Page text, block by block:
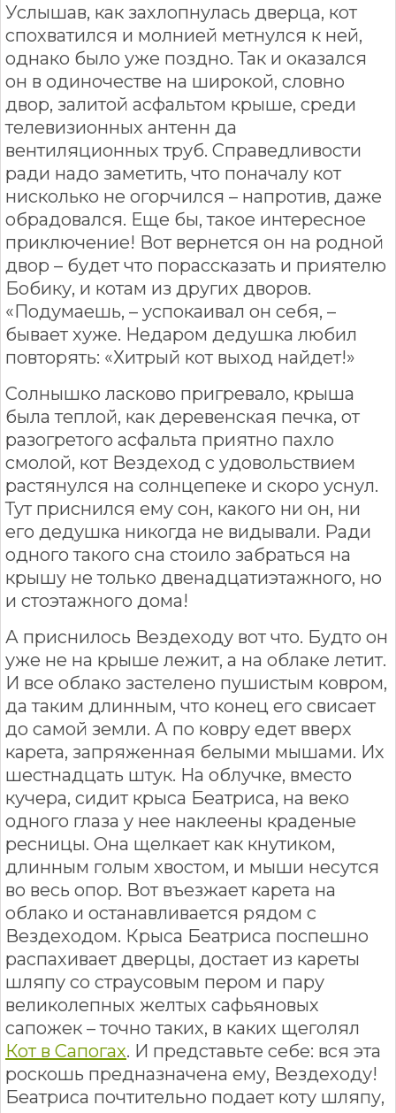
Услышав, как захлопнулась дверца, кот
спохватился и молнией метнулся к ней,
однако было уже поздно. Так и оказался
он в одиночестве на широкой, словно
двор, залитой асфальтом крыше, среди
телевизионных антенн да
вентиляционных труб. Справедливости
ради надо заметить, что поначалу кот
нисколько не огорчился – напротив, даже
обрадовался. Еще бы, такое интересное
приключение! Вот вернется он на родной
двор – будет что порассказать и приятелю
Бобику, и котам из других дворов.
«Подумаешь, – успокаивал он себя, –
бывает хуже. Недаром дедушка любил
повторять: «Хитрый кот выход найдет!»
Солнышко ласково пригревало, крыша
была теплой, как деревенская печка, от
разогретого асфальта приятно пахло
смолой, кот Вездеход с удовольствием
растянулся на солнцепеке и скоро уснул.
Тут приснился ему сон, какого ни он, ни
его дедушка никогда не видывали. Ради
одного такого сна стоило забраться на
крышу не только двенадцатиэтажного, но
и стоэтажного дома!
А приснилось Вездеходу вот что. Будто он
уже не на крыше лежит, а на облаке летит.
И все облако застелено пушистым ковром,
да таким длинным, что конец его свисает
до самой земли. А по ковру едет вверх
карета, запряженная белыми мышами. Их
шестнадцать штук. На облучке, вместо
кучера, сидит крыса Беатриса, на веко
одного глаза у нее наклеены краденые
ресницы. Она щелкает как кнутиком,
длинным голым хвостом, и мыши несутся
во весь опор. Вот въезжает карета на
облако и останавливается рядом с
Вездеходом. Крыса Беатриса поспешно
распахивает дверцы, достает из кареты
шляпу со страусовым пером и пару
великолепных желтых сафьяновых
сапожек – точно таких, в каких щеголял
Кот в Сапогах. И представьте себе: вся эта
роскошь предназначена ему, Вездеходу!
Беатриса почтительно подает коту шляпу,